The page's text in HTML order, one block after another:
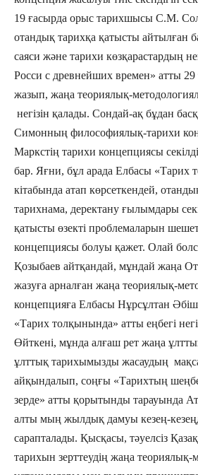
19 ғасырда орыс тарихшысы С.М.
отандық тарихқа қатысты айтылған
саяси және тарихи көзқарастардың
Росси с древнейших времен» атты 29
жазып, жаңа теориялық-
негізін қалады. Сондай-ақ бұдан
Симонның философиялық-тарихи
Маркстің тарихи концепциясы
бар. Яғни, бұл арада Елбасы «Тарих
кітабында атап көрсеткендей,
тарихнама, деректану ғылымдары
қатысты өзекті проблемаларын
концепциясы болуы қажет. Олай
Қозыбаев айтқандай, мұндай жаңа
жазуға арналған жаңа теориялық-
концепцияға Елбасы Нұрсұлтан
«Тарих толқынында» атты еңбегі
Өйткені, мұнда алғаш рет жаңа
ұлттық тарихымызды жасаудың
айқындалып, соңғы «Тарихтың
зерде» атты қорытынды тарауында
алты мың жылдық дамуы кезең-
сарапталады. Қысқасы, тәуелсіз
тарихын зерттеудің жаңа теориялық-